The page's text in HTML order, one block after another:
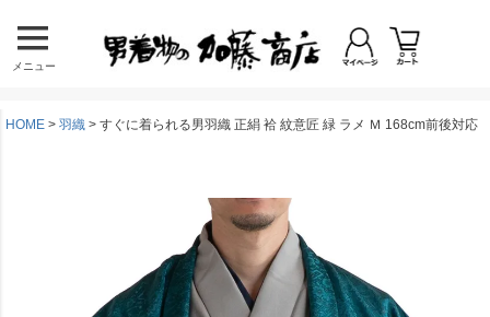
メニュー
HOME 羽織 すぐに着られる男羽織 正絹 袷 紋意匠 緑 ラメ Ｍ 168cm前後対応